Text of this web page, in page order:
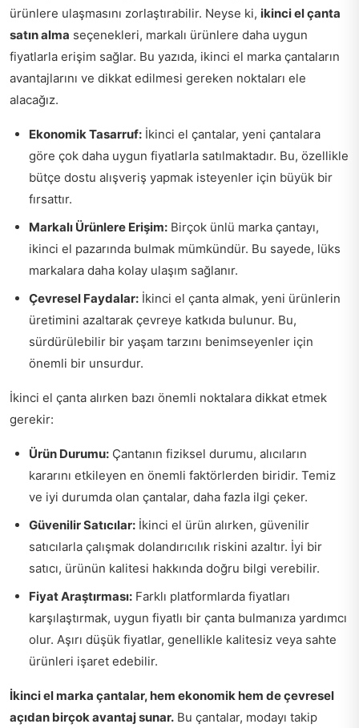
ürünlere ulaşmasını zorlaştırabilir. Neyse ki, ikinci el çanta
satın alma seçenekleri, markalı ürünlere daha uygun
fiyatlarla erişim sağlar. Bu yazıda, ikinci el marka çantaların
avantajlarını ve dikkat edilmesi gereken noktaları ele
alacağız.
Ekonomik Tasarruf: İkinci el çantalar, yeni çantalara
göre çok daha uygun fiyatlarla satılmaktadır. Bu, özellikle
bütçe dostu alışveriş yapmak isteyenler için büyük bir
fırsattır.
Markalı Ürünlere Erişim: Birçok ünlü marka çantayı,
ikinci el pazarında bulmak mümkündür. Bu sayede, lüks
markalara daha kolay ulaşım sağlanır.
Çevresel Faydalar: İkinci el çanta almak, yeni ürünlerin
üretimini azaltarak çevreye katkıda bulunur. Bu,
sürdürülebilir bir yaşam tarzını benimseyenler için
önemli bir unsurdur.
İkinci el çanta alırken bazı önemli noktalara dikkat etmek
gerekir:
Ürün Durumu: Çantanın fiziksel durumu, alıcıların
kararını etkileyen en önemli faktörlerden biridir. Temiz
ve iyi durumda olan çantalar, daha fazla ilgi çeker.
Güvenilir Satıcılar: İkinci el ürün alırken, güvenilir
satıcılarla çalışmak dolandırıcılık riskini azaltır. İyi bir
satıcı, ürünün kalitesi hakkında doğru bilgi verebilir.
Fiyat Araştırması: Farklı platformlarda fiyatları
karşılaştırmak, uygun fiyatlı bir çanta bulmanıza yardımcı
olur. Aşırı düşük fiyatlar, genellikle kalitesiz veya sahte
ürünleri işaret edebilir.
İkinci el marka çantalar, hem ekonomik hem de çevresel
açıdan birçok avantaj sunar. Bu çantalar, modayı takip